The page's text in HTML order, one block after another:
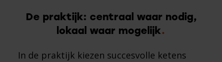
De praktijk: centraal waar nodig,
lokaal waar mogelijk
In de praktijk kiezen succesvolle ketens